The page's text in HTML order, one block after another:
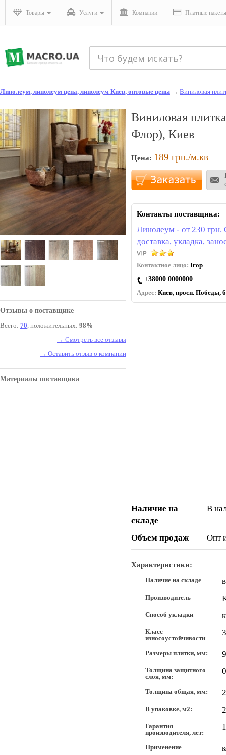
Товары Услуги Компании Платные пакеты
Линолеум, линолеум цена, линолеум Киев, оптовые цены → Виниловая
Отзывы о поставщике
Всего: 70, положительных: 98%
→ Смотреть все отзывы
→ Оставить отзыв о компании
Материалы поставщика
Виниловая
Флор), Киев
Цена: 189 грн./м.кв
Контакты поставщика:
Линолеум - от 230 грн.
доставка, укладка,
Контактное лицо: Ігор
+38000 0000000
Адрес: Киев, просп. Победы,
Наличие на
складе
В
Объем продаж Опт
Характеристики:
Наличие на складе
Производитель
Способ укладки
Класс
износоустойчивости
Размеры плитки, мм:
Толщина защитного
слоя, мм:
Толщина общая, мм: 2
В упаковке, м2:
Гарантия
производителя, лет:
Применение